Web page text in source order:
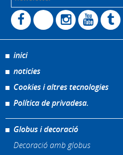
inici
noticies
Cookies i altres tecnologies
Política de privadesa.
Globus i decoració
Decoració amb globus